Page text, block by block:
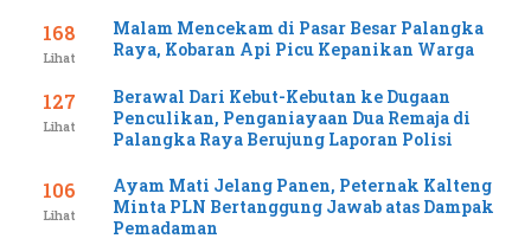
168
Lihat
Malam Mencekam di Pasar Besar Palangka
Raya, Kobaran Api Picu Kepanikan Warga
127
Lihat
Berawal Dari Kebut-Kebutan ke Dugaan
Penculikan, Penganiayaan Dua Remaja di
Palangka Raya Berujung Laporan Polisi
106
Lihat
Ayam Mati Jelang Panen, Peternak Kalteng
Minta PLN Bertanggung Jawab atas Dampak
Pemadaman